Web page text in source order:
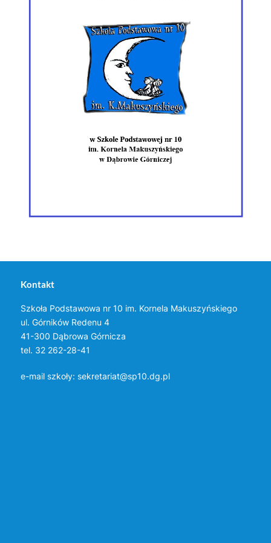
Kontakt
Szkoła Podstawowa nr 10 im. Kornela Makuszyńskiego
ul. Górników Redenu 4
41-300 Dąbrowa Górnicza
tel. 32 262-28-41
e-mail szkoły: sekretariat@sp10.dg.pl